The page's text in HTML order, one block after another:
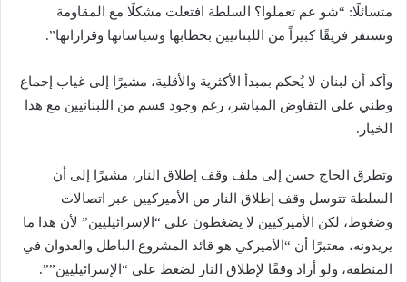
متسائلًا: “شو عم تعملوا؟ السلطة افتعلت مشكلًا مع المقاومة
وتستفز فريقًا كبيراً من اللبنانيين بخطابها وسياساتها وقراراتها”.
وأكد أن لبنان لا يُحكم بمبدأ الأكثرية والأقلية، مشيرًا إلى غياب إجماع
وطني على التفاوض المباشر، رغم وجود قسم من اللبنانيين مع هذا
الخيار.
وتطرق الحاج حسن إلى ملف وقف إطلاق النار، مشيرًا إلى أن
السلطة تتوسل وقف إطلاق النار من الأميركيين عبر اتصالات
وضغوط، لكن الأميركيين لا يضغطون على “الإسرائيليين” لأن هذا ما
يريدونه، معتبرًا أن “الأميركي هو قائد المشروع الباطل والعدوان في
المنطقة، ولو أراد وقفًا لإطلاق النار لضغط على “الإسرائيليين””.